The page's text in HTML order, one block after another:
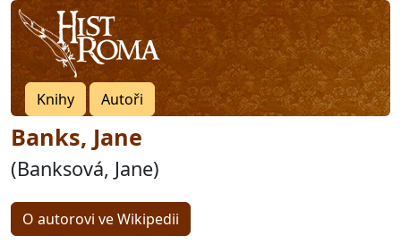
Knihy Autoři
Banks, Jane
(Banksová, Jane)
O autorovi ve Wikipedii